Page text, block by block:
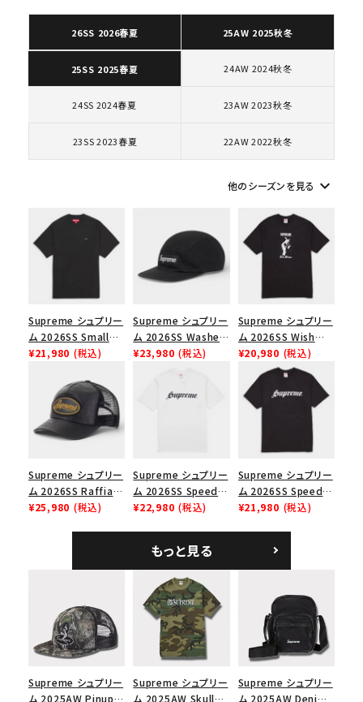
カテゴリーから探す
コラボレーションブランドから探す
シーズンから探す
価格から探す
円 ～
円
在庫のない商品を表示する
絞り込んで検索する
26SS 2026春夏 25AW 2025秋冬
25SS 2025春夏 24AW 2024秋冬
24SS 2024春夏 23AW 2023秋冬
23SS 2023春夏 22AW 2022秋冬
他のシーズンを見る keyboard_arrow_down
Supreme シュプリー
ム 2026SS Small
Box Tee スモールボ
¥21,980 (税込)
Supreme シュプリー
ム 2026SS Washed
Chino Twill Camp
ップ ブラック
¥23,980 (税込)
Supreme シュプリー
ム 2026SS Wish
Tee ウィッシュTシ
ャツ ブラック
¥20,980 (税込)
Supreme シュプリー
ム 2026SS Raffia
Mesh Back 5-Panel
¥25,980 (税込)
Supreme シュプリー
ム 2026SS Speed
Tee スピードTシャツ
¥22,980 (税込)
Supreme シュプリー
ム 2026SS Speed
Tee スピードTシャツ
¥21,980 (税込)
もっと見る
Supreme シュプリー
ム 2025AW Pinup
Supreme シュプリー
ム 2025AW Skull
Supreme シュプリー
ム 2025AW Denim